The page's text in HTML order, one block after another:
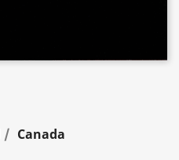
Canada